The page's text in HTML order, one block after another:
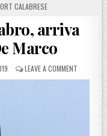
CALABRESE
arriva
Marco
LEAVE A COMMENTON ASD